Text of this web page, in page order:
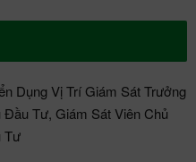
Dụng Vị Trí Giám Sát Trưởng
Đầu Tư, Giám Sát Viên Chủ
Tư